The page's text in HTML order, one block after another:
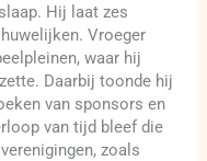
Hij laat zes
Vroeger
waar hij
Daarbij toonde hij
van sponsors en
van tijd bleef die
zoals